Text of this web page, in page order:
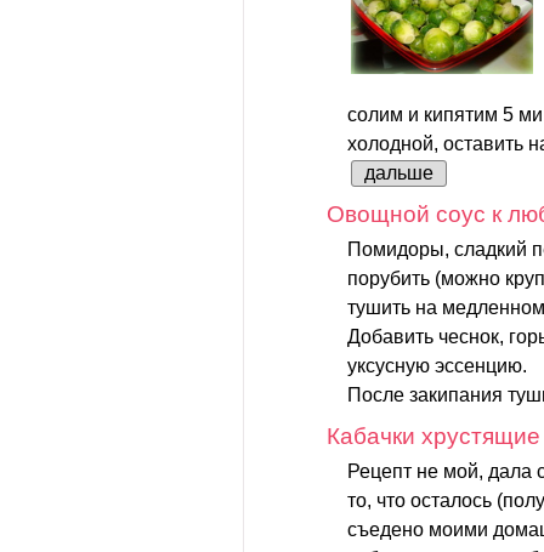
солим и кипятим 5
холодной, оставить
дальше
Овощной соус к
Помидоры, сладкий
порубить (можно
тушить на
Добавить чеснок,
уксусную эссенцию.
После закипания
Кабачки хрустящие
Рецепт не мой, дала
то, что осталось
съедено моими